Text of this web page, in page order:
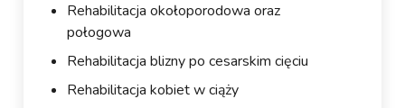
Rehabilitacja okołoporodowa oraz
połogowa
Rehabilitacja blizny po cesarskim cięciu
Rehabilitacja kobiet w ciąży